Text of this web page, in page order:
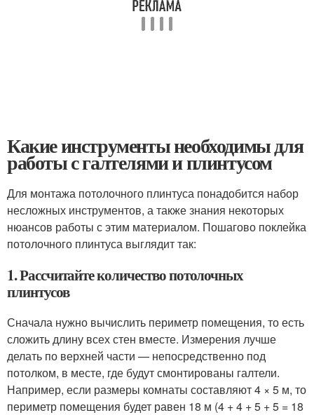
Какие инструменты необходимы для
работы с галтелями и плинтусом
Для монтажа потолочного плинтуса понадобится набор
несложных инструментов, а также знания некоторых
нюансов работы с этим материалом. Пошагово поклейка
потолочного плинтуса выглядит так:
1. Рассчитайте количество потолочных
плинтусов
Сначала нужно вычислить периметр помещения, то есть
сложить длину всех стен вместе. Измерения лучше
делать по верхней части — непосредственно под
потолком, в месте, где будут смонтированы галтели.
Например, если размеры комнаты составляют 4 × 5 м, то
периметр помещения будет равен 18 м (4 + 4 + 5 + 5 = 18